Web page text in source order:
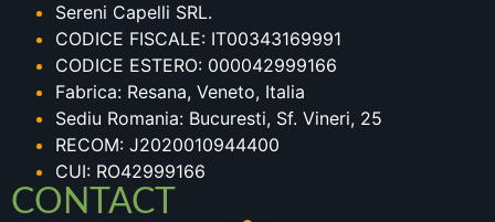
Sereni Capelli SRL.
CODICE FISCALE: IT00343169991
CODICE ESTERO: 000042999166
Fabrica: Resana, Veneto, Italia
Sediu Romania: Bucuresti, Sf. Vineri, 25
RECOM: J2020010944400
CUI: RO42999166
CONTACT